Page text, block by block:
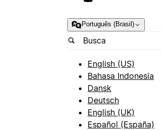
Português (Brasil)
English (US)
Bahasa Indonesia
Dansk
Deutsch
English (UK)
Español (España)